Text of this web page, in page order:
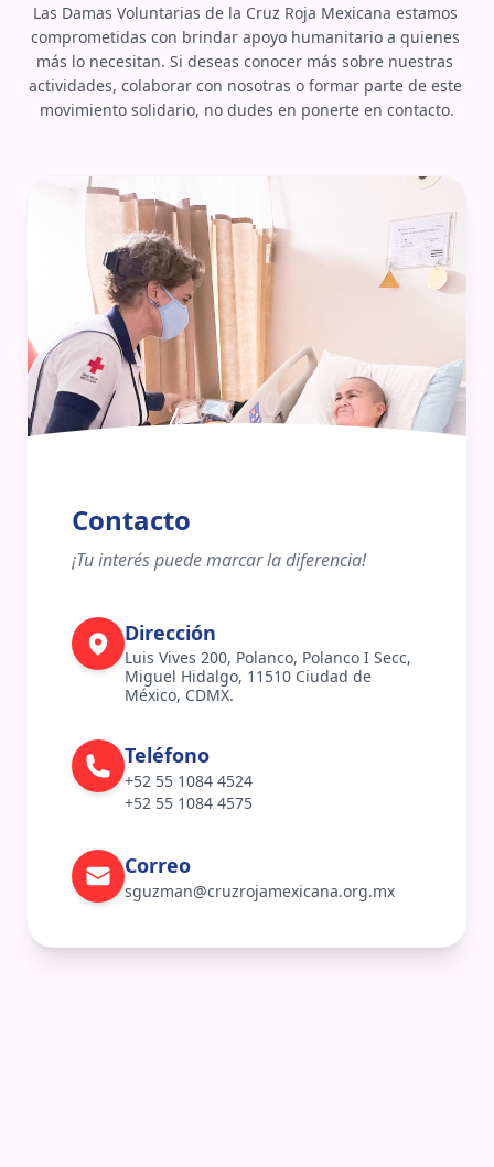
Las Damas Voluntarias de la Cruz Roja Mexicana estamos
comprometidas con brindar apoyo humanitario a quienes
más lo necesitan. Si deseas conocer más sobre nuestras
actividades, colaborar con nosotras o formar parte de este
movimiento solidario, no dudes en ponerte en contacto.
Contacto
¡Tu interés puede marcar la diferencia!
Dirección
Luis Vives 200, Polanco, Polanco I Secc,
Miguel Hidalgo, 11510 Ciudad de
México, CDMX.
Teléfono
+52 55 1084 4524
+52 55 1084 4575
Correo
sguzman@cruzrojamexicana.org.mx